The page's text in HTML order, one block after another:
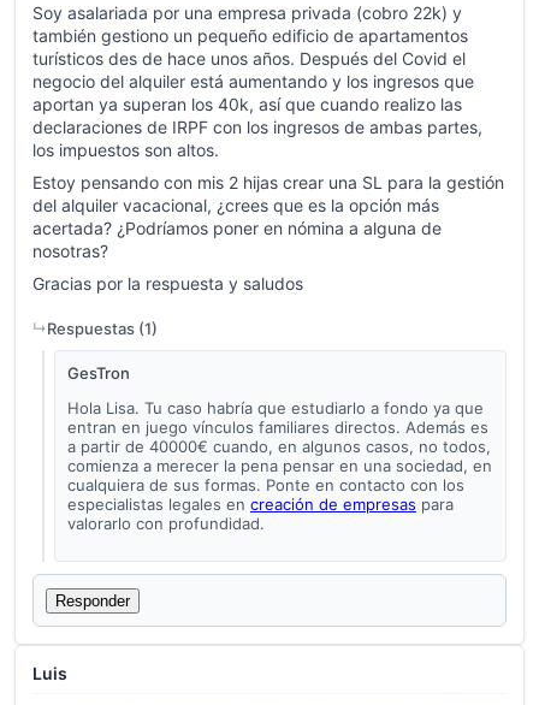
Soy asalariada por una empresa privada (cobro 22k) y
también gestiono un pequeño edificio de apartamentos
turísticos des de hace unos años. Después del Covid el
negocio del alquiler está aumentando y los ingresos que
aportan ya superan los 40k, así que cuando realizo las
declaraciones de IRPF con los ingresos de ambas partes,
los impuestos son altos.
Estoy pensando con mis 2 hijas crear una SL para la gestión
del alquiler vacacional, ¿crees que es la opción más
acertada? ¿Podríamos poner en nómina a alguna de
nosotras?
Gracias por la respuesta y saludos
Respuestas (1)
GesTron
Hola Lisa. Tu caso habría que estudiarlo a fondo ya que
entran en juego vínculos familiares directos. Además es
a partir de 40000€ cuando, en algunos casos, no todos,
comienza a merecer la pena pensar en una sociedad, en
cualquiera de sus formas. Ponte en contacto con los
especialistas legales en creación de empresas para
valorarlo con profundidad.
Responder
Luis